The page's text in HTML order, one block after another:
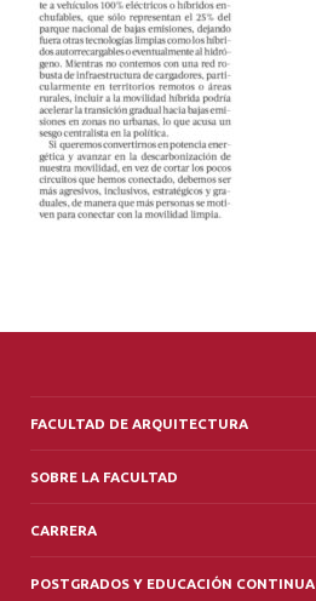
FACULTAD DE ARQUITECTURA
SOBRE LA FACULTAD
CARRERA
POSTGRADOS Y EDUCACIÓN CONTINUA